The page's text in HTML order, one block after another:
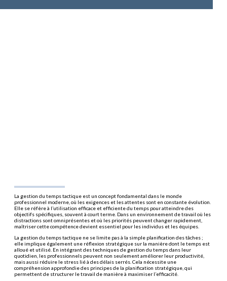
La gestion du temps tactique est un concept fondamental dans le monde
professionnel moderne, où les exigences et les attentes sont en constante évolution.
Elle se réfère à l’utilisation efficace et efficiente du temps pour atteindre des
objectifs spécifiques, souvent à court terme. Dans un environnement de travail où les
distractions sont omniprésentes et où les priorités peuvent changer rapidement,
maîtriser cette compétence devient essentiel pour les individus et les équipes.
La gestion du temps tactique ne se limite pas à la simple planification des tâches ;
elle implique également une réflexion stratégique sur la manière dont le temps est
alloué et utilisé. En intégrant des techniques de gestion du temps dans leur
quotidien, les professionnels peuvent non seulement améliorer leur productivité,
mais aussi réduire le stress lié à des délais serrés. Cela nécessite une
compréhension approfondie des principes de la planification stratégique, qui
permettent de structurer le travail de manière à maximiser l’efficacité.